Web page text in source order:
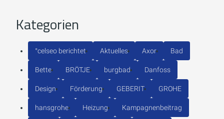
Kategorien
°celseo berichtet Aktuelles Axor Bad
Bette BRÖTJE burgbad Danfoss
Design Förderung GEBERIT GROHE
hansgrohe Heizung Kampagnenbeitrag